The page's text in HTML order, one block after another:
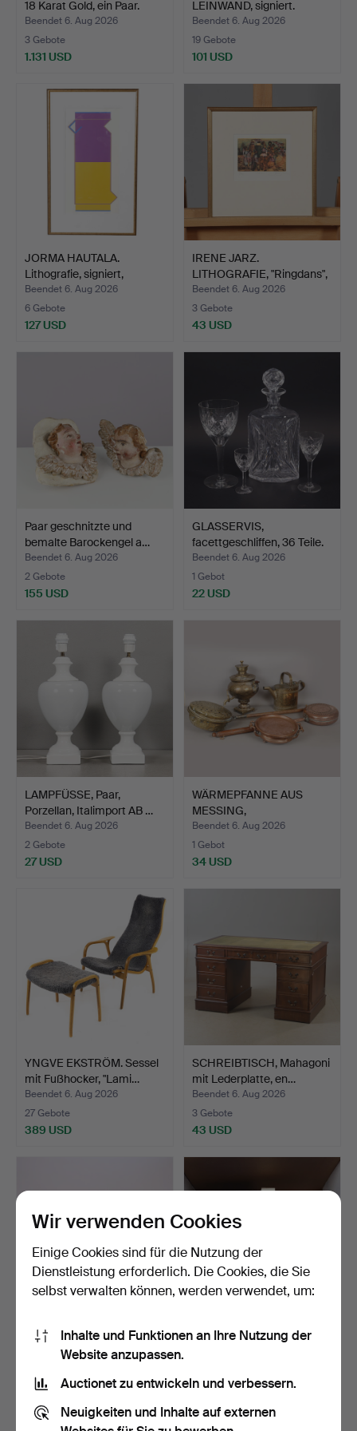
18 Karat Gold, ein Paar.
Beendet 6. Aug 2026
3 Gebote
1.131 USD
LEINWAND, signiert.
Beendet 6. Aug 2026
19 Gebote
101 USD
JORMA HAUTALA.
Lithografie, signiert,
numm…
Beendet 6. Aug 2026
6 Gebote
127 USD
IRENE JARZ.
LITHOGRAFIE, "Ringdans",
signi…
Beendet 6. Aug 2026
3 Gebote
43 USD
Paar geschnitzte und
bemalte Barockengel a…
Beendet 6. Aug 2026
2 Gebote
155 USD
GLASSERVIS,
facettgeschliffen, 36 Teile.
Beendet 6. Aug 2026
1 Gebot
22 USD
LAMPFÜSSE, Paar,
Porzellan, Italimport AB …
Beendet 6. Aug 2026
2 Gebote
27 USD
WÄRMEPFANNE AUS
MESSING,
WÄRMEPFANNE AUS K…
Beendet 6. Aug 2026
1 Gebot
34 USD
YNGVE EKSTRÖM. Sessel
mit Fußhocker, "Lami…
Beendet 6. Aug 2026
27 Gebote
389 USD
SCHREIBTISCH, Mahagoni
mit Lederplatte, en…
Beendet 6. Aug 2026
3 Gebote
43 USD
SPINDELPRESSE, HAGEX
MIT KNOPFFORMEN UND
Beendet 6. Aug 2026
13 Gebote
SAMMLUNG
WEIHNACHTSTELLER,
1 Gebot
Wir verwenden Cookies
Einige Cookies sind für die Nutzung der
Dienstleistung erforderlich. Die Cookies, die Sie
selbst verwalten können, werden verwendet, um:
Inhalte und Funktionen an Ihre Nutzung der
Website anzupassen.
Auctionet zu entwickeln und verbessern.
Neuigkeiten und Inhalte auf externen